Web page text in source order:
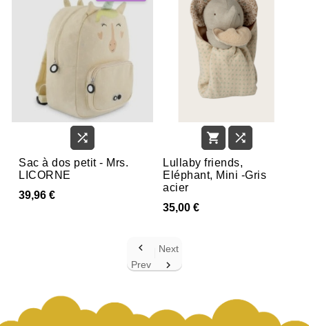

Sac à dos petit - Mrs.
LICORNE
39,96 €
 
Lullaby friends,
Eléphant, Mini -Gris
acier
35,00 €

Prev
Next
